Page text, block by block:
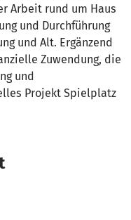
Arbeit rund um Haus
und Durchführung
und Alt. Ergänzend
Zuwendung, die
und
Projekt Spielplatz